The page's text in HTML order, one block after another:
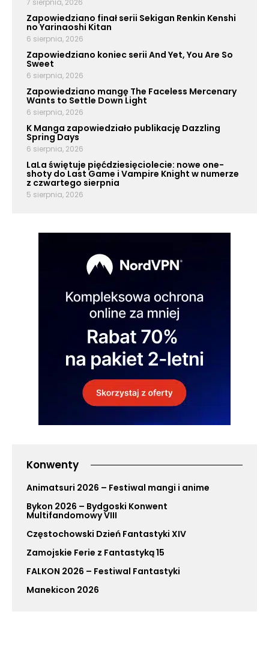
7 sierpnia, 2026
Zapowiedziano finał serii Sekigan Renkin Kenshi
no Yarinaoshi Kitan
6 sierpnia, 2026
Zapowiedziano koniec serii And Yet, You Are So
Sweet
6 sierpnia, 2026
Zapowiedziano mangę The Faceless Mercenary
Wants to Settle Down Light
6 sierpnia, 2026
K Manga zapowiedziało publikację Dazzling
Spring Days
6 sierpnia, 2026
LaLa świętuje pięćdziesięciolecie: nowe one-
shoty do Last Game i Vampire Knight w numerze
z czwartego sierpnia
5 sierpnia, 2026
Konwenty
Animatsuri 2026 – Festiwal mangi i anime
Bykon 2026 – Bydgoski Konwent
Multifandomowy VIII
Częstochowski Dzień Fantastyki XIV
Zamojskie Ferie z Fantastyką 15
FALKON 2026 – Festiwal Fantastyki
Manekicon 2026